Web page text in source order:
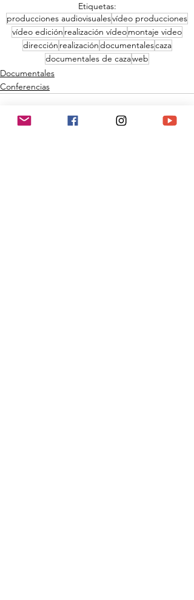
Etiquetas:
producciones audiovisualesvídeo producciones
vídeo edición realización vídeomontaje video
dirección realizacióndocumentalescaza
documentales de cazaweb
Documentales
Conferencias